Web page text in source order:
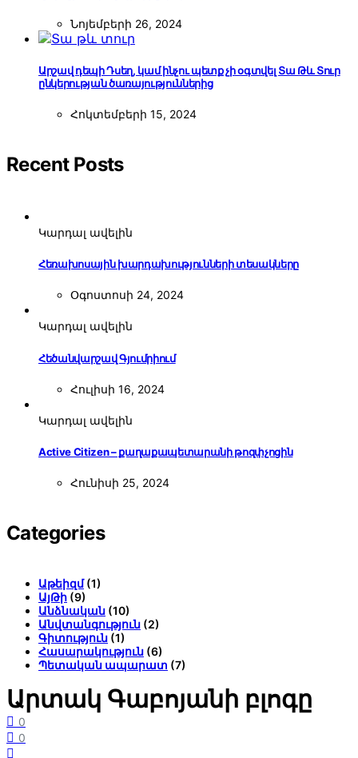
Նոյեմբերի 26, 2024
Արշավ դեպի Դսեղ, կամ ինչու պետք չի օգտվել Տա Թև Տուր
ընկերության ծառայություններից
Հոկտեմբերի 15, 2024
Recent Posts
Կարդալ ավելին
Հեռախոսային խարդախությունների տեսակները
Օգոստոսի 24, 2024
Կարդալ ավելին
Հեծանվարշավ Գյումրիում
Հուլիսի 16, 2024
Կարդալ ավելին
Active Citizen – քաղաքապետարանի թոզփչոցին
Հունիսի 25, 2024
Categories
Աթեիզմ(1)
ԱյԹի (9)
Անձնական (10)
Անվտանգություն (2)
Գիտություն (1)
Հասարակություն (6)
Պետական ապարատ (7)
Արտակ Գաբոյանի բլոգը
0
0